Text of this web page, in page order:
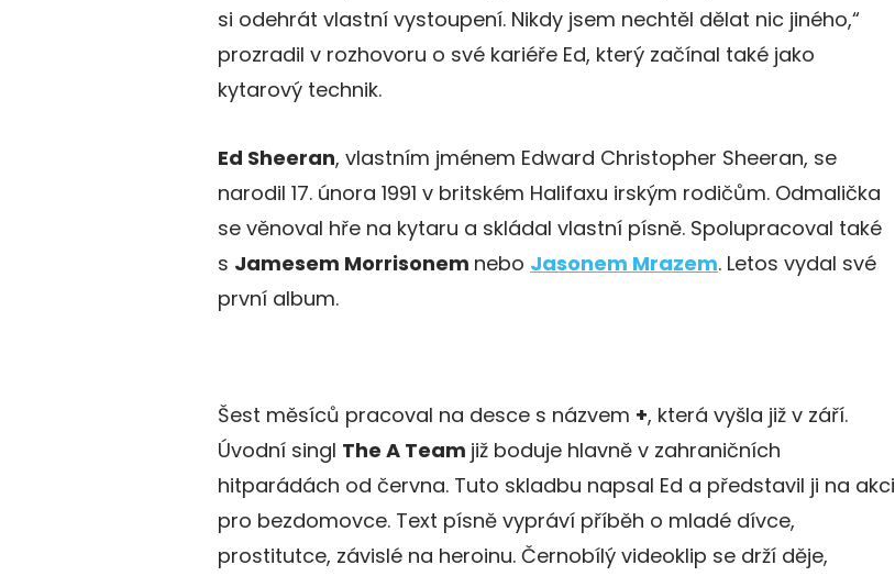
si odehrát vlastní vystoupení. Nikdy jsem nechtěl dělat nic jiného,“
prozradil v rozhovoru o své kariéře Ed, který začínal také jako
kytarový technik.
Ed Sheeran, vlastním jménem Edward Christopher Sheeran, se
narodil 17. února 1991 v britském Halifaxu irským rodičům. Odmalička
se věnoval hře na kytaru a skládal vlastní písně. Spolupracoval také
s Jamesem Morrisonem nebo Jasonem Mrazem. Letos vydal své
první album.
Šest měsíců pracoval na desce s názvem +, která vyšla již v září.
Úvodní singl The A Team již boduje hlavně v zahraničních
hitparádách od června. Tuto skladbu napsal Ed a představil ji na akci
pro bezdomovce. Text písně vypráví příběh o mladé dívce,
prostitutce, závislé na heroinu. Černobílý videoklip se drží děje,